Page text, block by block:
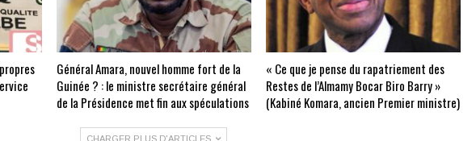
Général Amara, nouvel homme fort de la
Guinée ? : le ministre secrétaire général
de la Présidence met fin aux spéculations
« Ce que je pense du rapatriement des
Restes de l’Almamy Bocar Biro Barry »
(Kabiné Komara, ancien Premier ministre)
CHARGER PLUS D'ARTICLES